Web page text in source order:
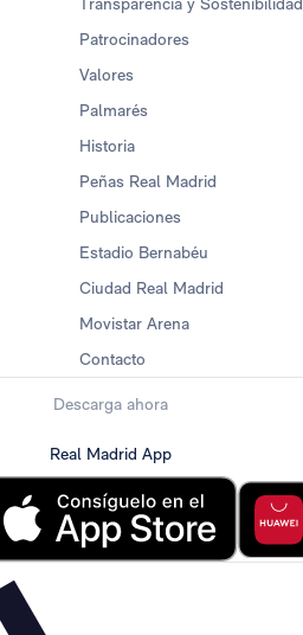
Patrocinadores
Valores
Palmarés
Historia
Peñas Real Madrid
Publicaciones
Estadio Bernabéu
Ciudad Real Madrid
Movistar Arena
Contacto
Descarga ahora
Real Madrid App